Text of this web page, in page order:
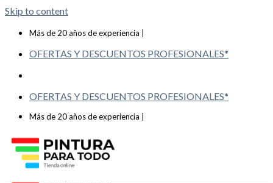
Skip to content
Más de 20 años de experiencia |
OFERTAS Y DESCUENTOS PROFESIONALES*
OFERTAS Y DESCUENTOS PROFESIONALES*
Más de 20 años de experiencia |